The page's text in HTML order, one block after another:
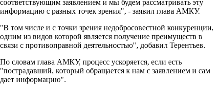
соответствующим заявлением и мы будем рассматривать эту
информацию с разных точек зрения", - заявил глава АМКУ.
"В том числе и с точки зрения недобросовестной конкуренции,
одним из видов которой является получение преимуществ в
связи с противоправной деятельностью", добавил Терентьев.
По словам глава АМКУ, процесс ускоряется, если есть
"пострадавший, который обращается к нам с заявлением и сам
дает информацию".